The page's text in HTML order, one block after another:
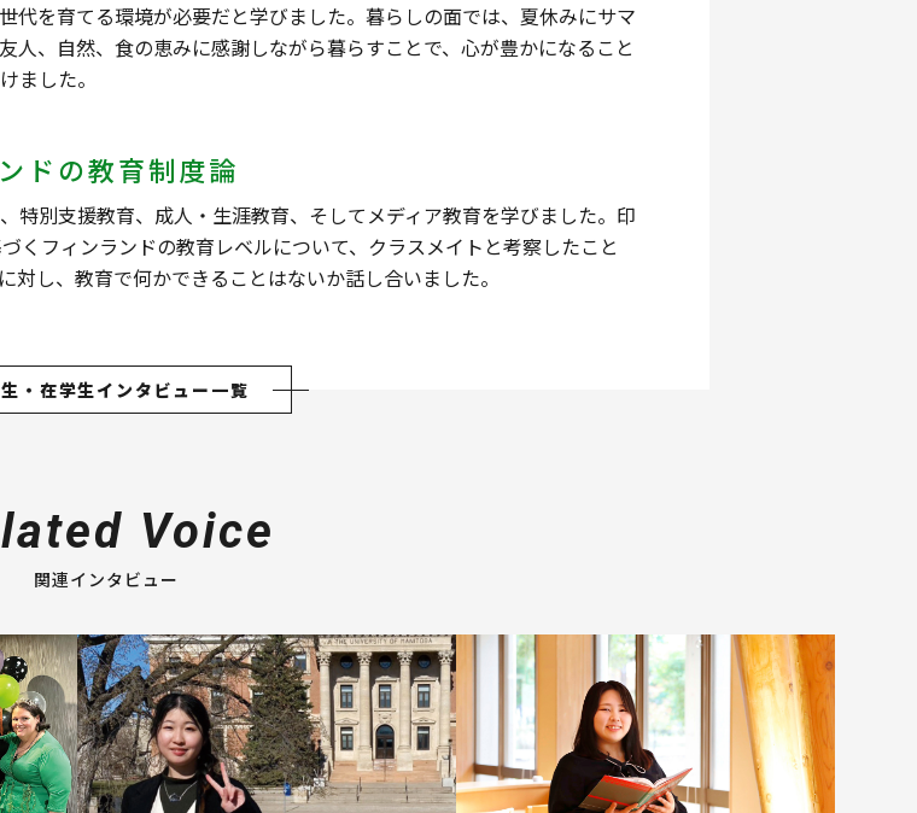
代を育てる環境が必要だと学びました。暮らしの面では、夏休みにサマ
人、自然、食の恵みに感謝しながら暮らすことで、心が豊かになること
ました。
ドの教育制度論
特別支援教育、成人・生涯教育、そしてメディア教育を学びました。印
くフィンランドの教育レベルについて、クラスメイトと考察したこと
し、教育で何かできることはないか話し合いました。
・在学生インタビュー一覧
Voice
関連インタビュー